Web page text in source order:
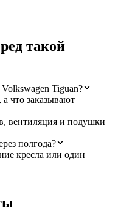
такой
Tiguan?
что заказывают
вентиляция и подушки
полгода?
кресла или один